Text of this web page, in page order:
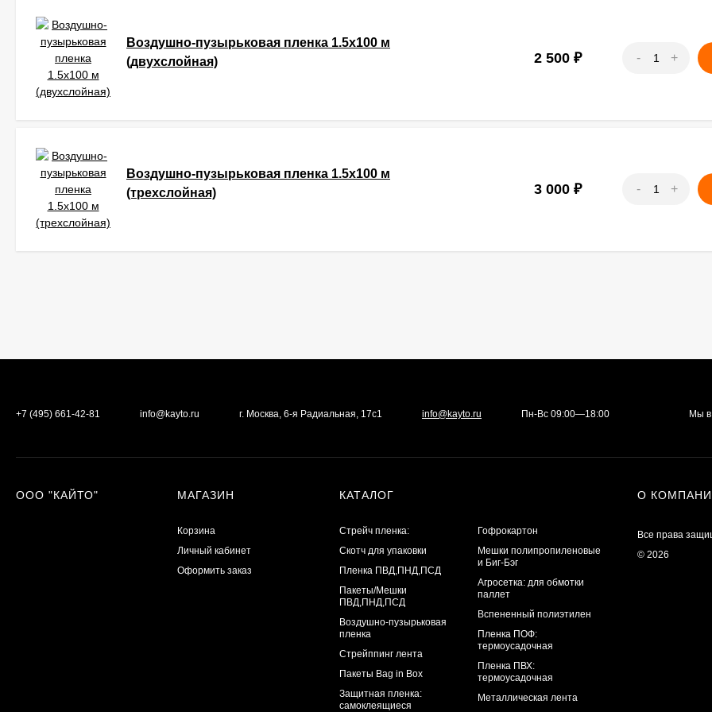
Воздушно-пузырьковая пленка 1.5x100 м
(двухслойная)
2 500 ₽ - +
Воздушно-пузырьковая пленка 1.5x100 м
(трехслойная)
3 000 ₽ - +
+7 (495) 661-42-81 info@kayto.ru г. Москва, 6-я Радиальная, 17с1 info@kayto.ru Пн-Вс 09:00—18:00 Мы в
ООО "КАЙТО" МАГАЗИН
Корзина
Личный кабинет
Оформить заказ
КАТАЛОГ
Стрейч пленка:
Скотч для упаковки
Пленка ПВД,ПНД,ПСД
Пакеты/Мешки
ПВД,ПНД,ПСД
Воздушно-пузырьковая
пленка
Стрейппинг лента
Пакеты Bag in Box
Защитная пленка:
самоклеящиеся
Гофрокартон
Мешки полипропиленовые
и Биг-Бэг
Агросетка: для обмотки
паллет
Вспененный полиэтилен
Пленка ПОФ:
термоусадочная
Пленка ПВХ:
термоусадочная
Металлическая лента
О
Все права
© 2026